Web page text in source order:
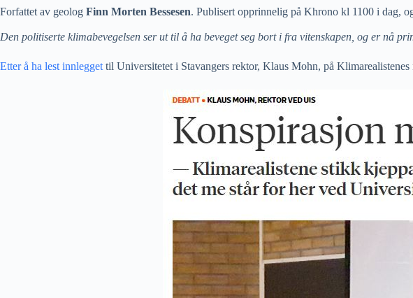
Forfattet av geolog Finn Morten Bessesen. Publisert opprinnelig på Khrono kl 1100 i dag,
Den politiserte klimabevegelsen ser ut til å ha beveget seg bort i fra vitenskapen, og er nå
Etter å ha lest innlegget til Universitetet i Stavangers rektor, Klaus Mohn, på